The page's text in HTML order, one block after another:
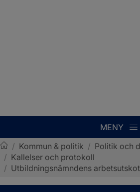
MENY
Sotenäs kommun
/ Kommun & politik / Politik och
/ Kallelser och protokoll
/ Utbildningsnämndens